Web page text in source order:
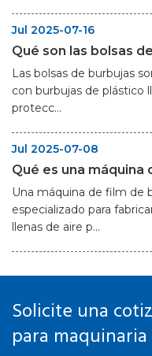
Jul 2025-07-16
Qué son las bolsas
Las bolsas de burbujas
con burbujas de plástico
protecc...
Jul 2025-07-08
Qué es una máquina
Una máquina de film de
especializado para
llenas de aire p...
Solicite una
para